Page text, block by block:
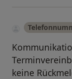
keine